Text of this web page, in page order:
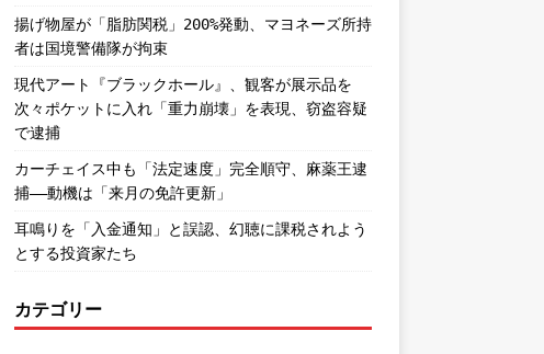
揚げ物屋が「脂肪関税」200%発動、マヨネーズ所持
者は国境警備隊が拘束
現代アート『ブラックホール』、観客が展示品を
次々ポケットに入れ「重力崩壊」を表現、窃盗容疑
で逮捕
カーチェイス中も「法定速度」完全順守、麻薬王逮
捕――動機は「来月の免許更新」
耳鳴りを「入金通知」と誤認、幻聴に課税されよう
とする投資家たち
カテゴリー